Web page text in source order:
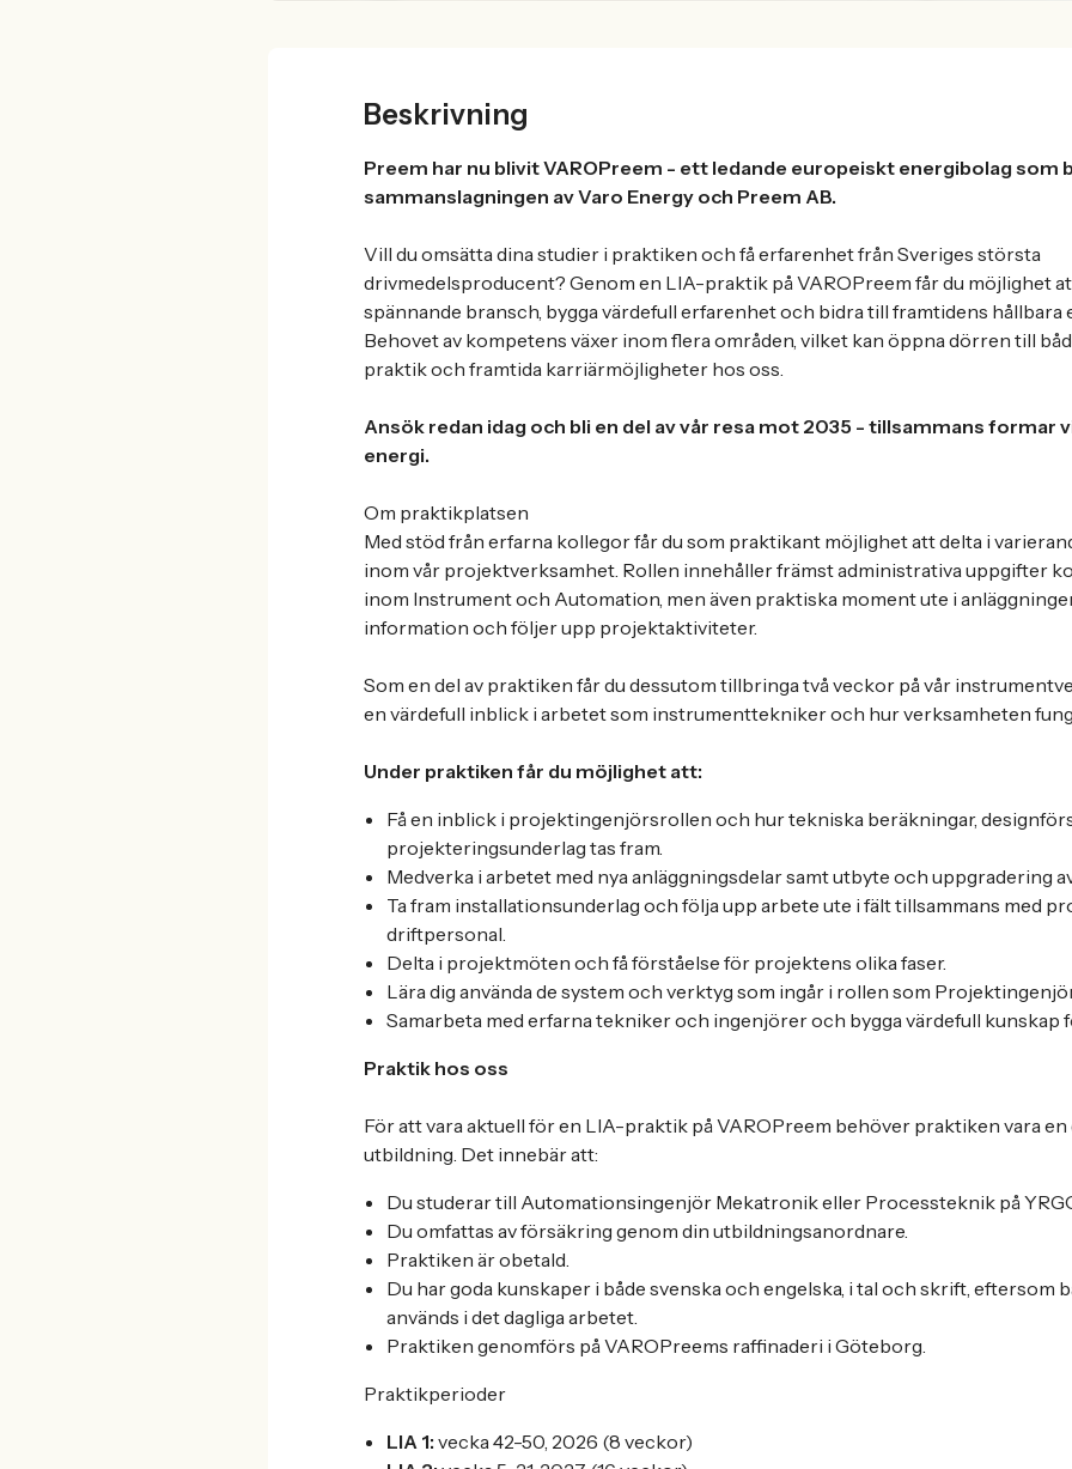
Beskrivning
Preem har nu blivit VAROPreem - ett ledande europeiskt energibolag som
sammanslagningen av Varo Energy och Preem AB.
Vill du omsätta dina studier i praktiken och få erfarenhet från Sveriges största
drivmedelsproducent? Genom en LIA-praktik på VAROPreem får du möjlighet
spännande bransch, bygga värdefull erfarenhet och bidra till framtidens hållbara
Behovet av kompetens växer inom flera områden, vilket kan öppna dörren till
praktik och framtida karriärmöjligheter hos oss.
Ansök redan idag och bli en del av vår resa mot 2035 - tillsammans formar
energi.
Om praktikplatsen
Med stöd från erfarna kollegor får du som praktikant möjlighet att delta i
inom vår projektverksamhet. Rollen innehåller främst administrativa uppgifter
inom Instrument och Automation, men även praktiska moment ute i
information och följer upp projektaktiviteter.
Som en del av praktiken får du dessutom tillbringa två veckor på vår
en värdefull inblick i arbetet som instrumenttekniker och hur verksamheten
Under praktiken får du möjlighet att:
Få en inblick i projektingenjörsrollen och hur tekniska beräkningar,
projekteringsunderlag tas fram.
Medverka i arbetet med nya anläggningsdelar samt utbyte och uppgradering
Ta fram installationsunderlag och följa upp arbete ute i fält tillsammans med
driftpersonal.
Delta i projektmöten och få förståelse för projektens olika faser.
Lära dig använda de system och verktyg som ingår i rollen som
Samarbeta med erfarna tekniker och ingenjörer och bygga värdefull kunskap
Praktik hos oss
För att vara aktuell för en LIA-praktik på VAROPreem behöver praktiken vara en
utbildning. Det innebär att:
Du studerar till Automationsingenjör Mekatronik eller Processteknik på
Du omfattas av försäkring genom din utbildningsanordnare.
Praktiken är obetald.
Du har goda kunskaper i både svenska och engelska, i tal och skrift, eftersom
används i det dagliga arbetet.
Praktiken genomförs på VAROPreems raffinaderi i Göteborg.
Praktikperioder
LIA 1: vecka 42-50, 2026 (8 veckor)